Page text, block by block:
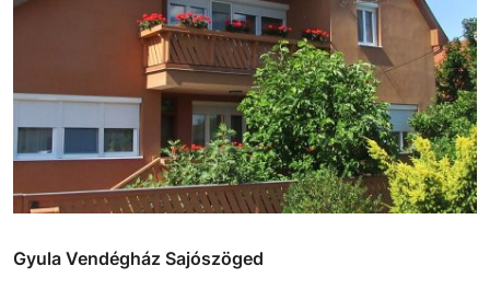
Gyula Vendégház Sajószöged